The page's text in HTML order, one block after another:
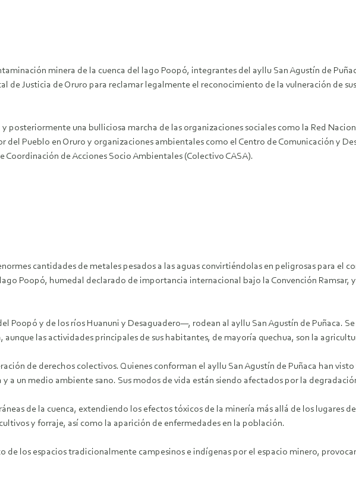
minera de la cuenca del lago Poopó, integrantes del ayllu San Agustín de
de Justicia de Oruro para reclamar legalmente el reconocimiento de la vulneración de
posteriormente una bulliciosa marcha de las organizaciones sociales como la Red
del Pueblo en Oruro y organizaciones ambientales como el Centro de Comunicación y
Coordinación de Acciones Socio Ambientales (Colectivo CASA).
cantidades de metales pesados a las aguas convirtiéndolas en peligrosas para el
Poopó, humedal declarado de importancia internacional bajo la Convención Ramsar,
Poopó y de los ríos Huanuni y Desaguadero—, rodean al ayllu San Agustín de Puñaca.
las actividades principales de sus habitantes, de mayoría quechua, son la
de derechos colectivos. Quienes conforman el ayllu San Agustín de Puñaca han visto
a un medio ambiente sano. Sus modos de vida están siendo afectados por la
de la cuenca, extendiendo los efectos tóxicos de la minería más allá de los lugares
y forraje, así como la aparición de enfermedades en la población.
los espacios tradicionalmente campesinos e indígenas por el espacio minero,